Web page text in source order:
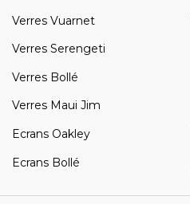
Verres Vuarnet
Verres Serengeti
Verres Bollé
Verres Maui Jim
Ecrans Oakley
Ecrans Bollé